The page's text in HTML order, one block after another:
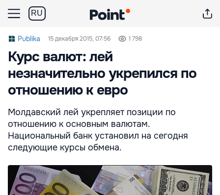
RU
Publika 15 декабря 2015, 07:56 1 798
Курс валют: лей
незначительно укрепился по
отношению к евро
Молдавский лей укрепляет позиции по
отношению к основным валютам.
Национальный банк установил на сегодня
следующие курсы обмена.